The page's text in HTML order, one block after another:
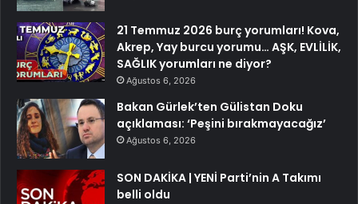
21 Temmuz 2026 burç yorumları! Kova,
Akrep, Yay burcu yorumu… AŞK, EVLİLİK,
SAĞLIK yorumları ne diyor?
Ağustos 6, 2026
Bakan Gürlek’ten Gülistan Doku
açıklaması: ‘Peşini bırakmayacağız’
Ağustos 6, 2026
SON DAKİKA | YENİ Parti’nin A Takımı
belli oldu